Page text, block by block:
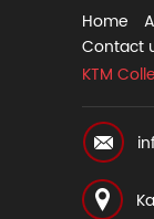
Home
Contact
KTM